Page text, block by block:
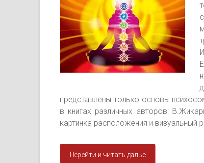
представлены только основы
в книгах различных авторов:
картинка расположения и визуальный
Перейти и читать далье